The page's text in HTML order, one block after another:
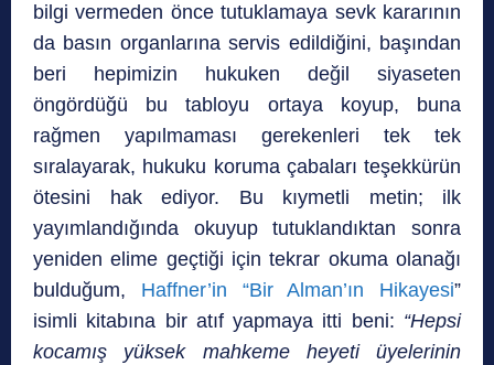
bilgi vermeden önce tutuklamaya sevk kararının
da basın organlarına servis edildiğini, başından
beri hepimizin hukuken değil siyaseten
öngördüğü bu tabloyu ortaya koyup, buna
rağmen yapılmaması gerekenleri tek tek
sıralayarak, hukuku koruma çabaları teşekkürün
ötesini hak ediyor. Bu kıymetli metin; ilk
yayımlandığında okuyup tutuklandıktan sonra
yeniden elime geçtiği için tekrar okuma olanağı
bulduğum, Haffner’in “Bir Alman’ın Hikayesi”
isimli kitabına bir atıf yapmaya itti beni: “Hepsi
kocamış yüksek mahkeme heyeti üyelerinin